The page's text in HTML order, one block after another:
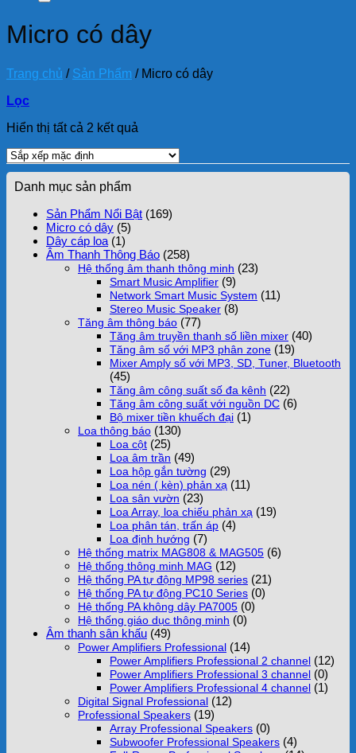
Micro có dây
Trang chủ / Sản Phẩm / Micro có dây
Lọc
Hiển thị tất cả 2 kết quả
Danh mục sản phẩm
Sản Phẩm Nổi Bật (169)
Micro có dây (5)
Dây cáp loa (1)
Âm Thanh Thông Báo (258)
Hệ thống âm thanh thông minh (23)
Smart Music Amplifier (9)
Network Smart Music System (11)
Stereo Music Speaker (8)
Tăng âm thông báo (77)
Tăng âm truyền thanh số liền mixer (40)
Tăng âm số với MP3 phân zone (19)
Mixer Amply số với MP3, SD, Tuner, Bluetooth
(45)
Tăng âm công suất số đa kênh (22)
Tăng âm công suất với nguồn DC (6)
Bộ mixer tiền khuếch đại (1)
Loa thông báo (130)
Loa cột (25)
Loa âm trần (49)
Loa hộp gắn tường (29)
Loa nén ( kèn) phản xạ (11)
Loa sân vườn (23)
Loa Array, loa chiếu phản xạ (19)
Loa phân tán, trấn áp (4)
Loa định hướng (7)
Hệ thống matrix MAG808 & MAG505 (6)
Hệ thống thông minh MAG (12)
Hệ thống PA tự động MP98 series (21)
Hệ thống PA tự động PC10 Series (0)
Hệ thống PA không dây PA7005 (0)
Hệ thống giáo dục thông minh (0)
Âm thanh sân khấu (49)
Power Amplifiers Professional (14)
Power Amplifiers Professional 2 channel (12)
Power Amplifiers Professional 3 channel (0)
Power Amplifiers Professional 4 channel (1)
Digital Signal Professional (12)
Professional Speakers (19)
Array Professional Speakers (0)
Subwoofer Professional Speakers (4)